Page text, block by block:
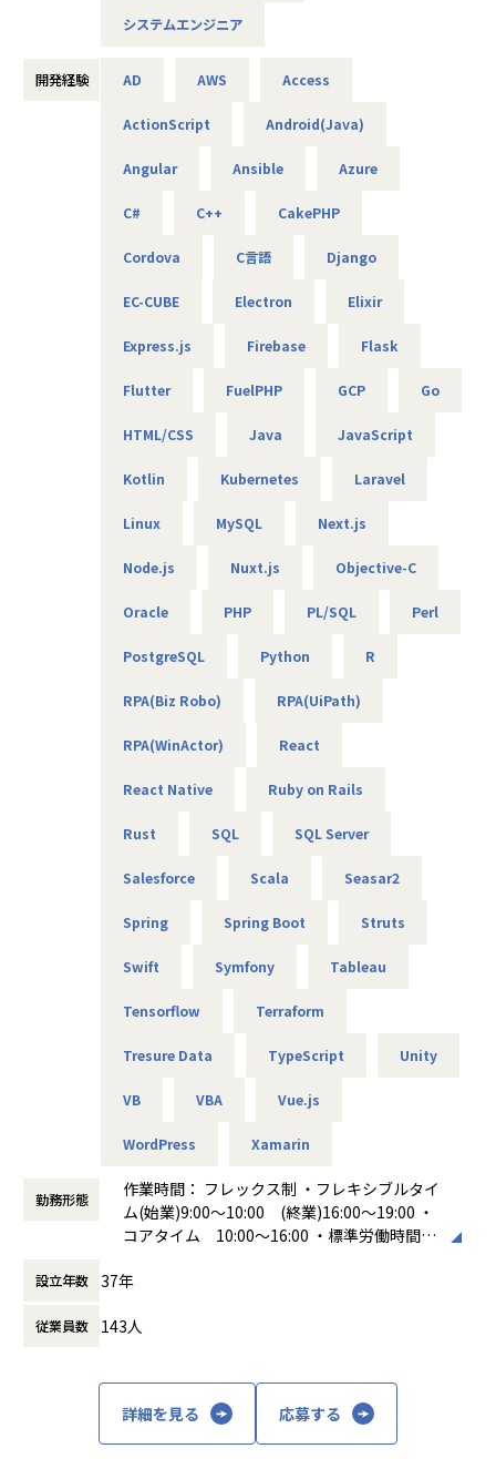
・大手企業、グループ会社に向けたAIソリューションの開発
・AWSやPythonを用いたAIアプリケーションの作成
・データ基盤の構築並びにデータ活用によるDX化の提案
・RAG機能を搭載した、(閉域接続可能な)生成AIの開発
・鉄道会社向け、AIを活用した需要予測とシステム開発
・WEB広告最適化に向けたデータ分析、PoC開発 など
当社は社長を含め、社員構成の9割以上がエンジニアです。
りたい」という想いを込めて創業したため、
働き方を考慮して下記環境を用意しています。
・9割以上がリモート（年に数回程度の出社メンバーも）
・有給消化日数は18.5日（夏季休暇含む）
【業務の変更の範囲】
システムエンジニア
開発経験 AD AWS Access
ActionScript Android(Java)
Angular Ansible Azure
C# C++ CakePHP
Cordova C言語 Django
EC-CUBE Electron Elixir
Express.js Firebase Flask
Flutter FuelPHP GCP Go
HTML/CSS Java JavaScript
Kotlin Kubernetes Laravel
Linux MySQL Next.js
Node.js Nuxt.js Objective-C
Oracle PHP PL/SQL Perl
PostgreSQL Python R
RPA(Biz Robo) RPA(UiPath)
RPA(WinActor) React
React Native Ruby on Rails
Rust SQL SQL Server
Salesforce Scala Seasar2
Spring Spring Boot Struts
Swift Symfony Tableau
Tensorflow Terraform
Tresure Data TypeScript Unity
VB VBA Vue.js
WordPress Xamarin
勤務形態
作業時間： フレックス制 ・フレキシブルタイ
ム(始業)9:00～10:00 (終業)16:00～19:00 ・
コアタイム 10:00～16:00 ・標準労働時間
働き方：
休憩時間： 60分
設立年数 37年
従業員数 143人
詳細を見る 応募する